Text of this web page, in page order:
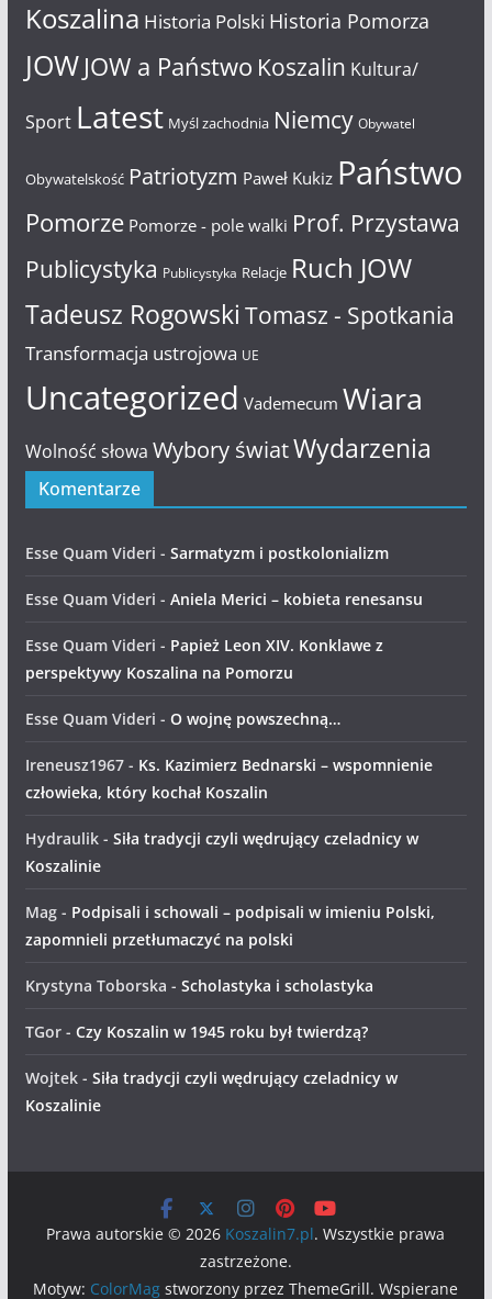
Koszalina Historia Polski Historia Pomorza
JOW JOW a Państwo Koszalin Kultura/
Sport Latest Myśl zachodnia Niemcy Obywatel
Obywatelskość Patriotyzm Paweł Kukiz Państwo
Pomorze Pomorze - pole walki Prof. Przystawa
Publicystyka Publicystyka Relacje Ruch JOW
Tadeusz Rogowski Tomasz - Spotkania
Transformacja ustrojowa UE
Uncategorized Vademecum Wiara
Wolność słowa Wybory światWydarzenia
Komentarze
Esse Quam Videri - Sarmatyzm i postkolonializm
Esse Quam Videri - Aniela Merici – kobieta renesansu
Esse Quam Videri - Papież Leon XIV. Konklawe z
perspektywy Koszalina na Pomorzu
Esse Quam Videri - O wojnę powszechną…
Ireneusz1967- Ks. Kazimierz Bednarski – wspomnienie
człowieka, który kochał Koszalin
Hydraulik- Siła tradycji czyli wędrujący czeladnicy w
Koszalinie
Mag- Podpisali i schowali – podpisali w imieniu Polski,
zapomnieli przetłumaczyć na polski
Krystyna Toborska - Scholastyka i scholastyka
TGor- Czy Koszalin w 1945 roku był twierdzą?
Wojtek- Siła tradycji czyli wędrujący czeladnicy w
Koszalinie
Prawa autorskie © 2026 Koszalin7.pl. Wszystkie prawa
zastrzeżone.
Motyw: ColorMag stworzony przez ThemeGrill. Wspierane